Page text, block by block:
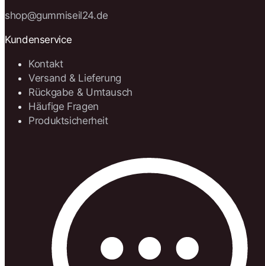
shop@gummiseil24.de
Kundenservice
Kontakt
Versand & Lieferung
Rückgabe & Umtausch
Häufige Fragen
Produktsicherheit